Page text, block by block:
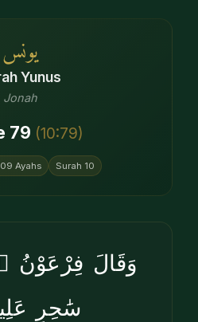
يونس
Yunus
Jonah
79 (10:79)
Ayahs Surah 10
وَقَالَ فِرْعَوْنُ
سَٰحِرٍ